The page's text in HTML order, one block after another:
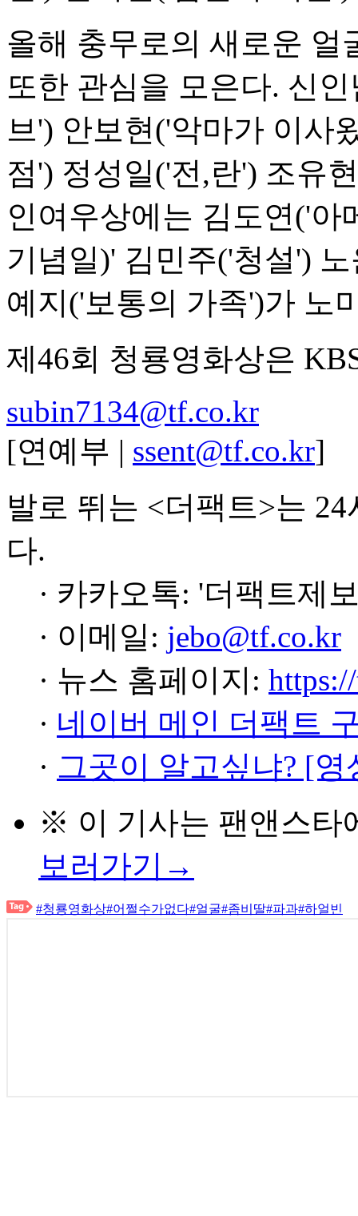
올해 충무로의 새로운 얼
또한 관심을 모은다. 신
브') 안보현('악마가 이사
점') 정성일('전,란') 조유
인여우상에는 김도연('아
기념일)' 김민주('청설')
예지('보통의 가족')가 노
제46회 청룡영화상은
subin7134@tf.co.kr
[연예부 | ssent@tf.co.kr]
발로 뛰는 <더팩트>는
다.
· 카카오톡: '더팩트제
· 이메일: jebo@tf.co.kr
· 뉴스 홈페이지:
· 네이버 메인 더팩트
· 그곳이 알고싶냐? [
※ 이 기사는 팬앤스타
보러가기→
#청룡영화상#어쩔수가없다#얼굴#좀비딸#파과#하얼빈